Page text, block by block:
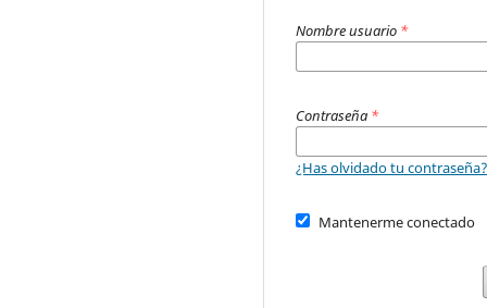
Nombre usuario *
Contraseña *
¿Has olvidado tu contraseña?
Mantenerme conectado